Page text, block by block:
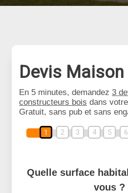
Devis
En 5 minutes, demandez 3
constructeurs bois dans
Gratuit, sans pub et sans
1 2 3 4 5 6
Quelle surface
vous ?